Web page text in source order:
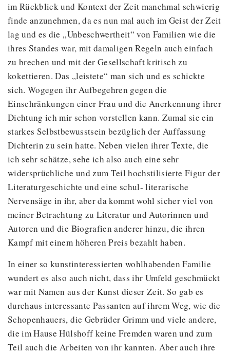
im Rückblick und Kontext der Zeit manchmal schwierig
finde anzunehmen, da es nun mal auch im Geist der Zeit
lag und es die „Unbeschwertheit“ von Familien wie die
ihres Standes war, mit damaligen Regeln auch einfach
zu brechen und mit der Gesellschaft kritisch zu
kokettieren. Das „leistete“ man sich und es schickte
sich. Wogegen ihr Aufbegehren gegen die
Einschränkungen einer Frau und die Anerkennung ihrer
Dichtung ich mir schon vorstellen kann. Zumal sie ein
starkes Selbstbewusstsein bezüglich der Auffassung
Dichterin zu sein hatte. Neben vielen ihrer Texte, die
ich sehr schätze, sehe ich also auch eine sehr
widersprüchliche und zum Teil hochstilisierte Figur der
Literaturgeschichte und eine schul- literarische
Nervensäge in ihr, aber da kommt wohl sicher viel von
meiner Betrachtung zu Literatur und Autorinnen und
Autoren und die Biografien anderer hinzu, die ihren
Kampf mit einem höheren Preis bezahlt haben.
In einer so kunstinteressierten wohlhabenden Familie
wundert es also auch nicht, dass ihr Umfeld geschmückt
war mit Namen aus der Kunst dieser Zeit. So gab es
durchaus interessante Passanten auf ihrem Weg, wie die
Schopenhauers, die Gebrüder Grimm und viele andere,
die im Hause Hülshoff keine Fremden waren und zum
Teil auch die Arbeiten von ihr kannten. Aber auch ihre